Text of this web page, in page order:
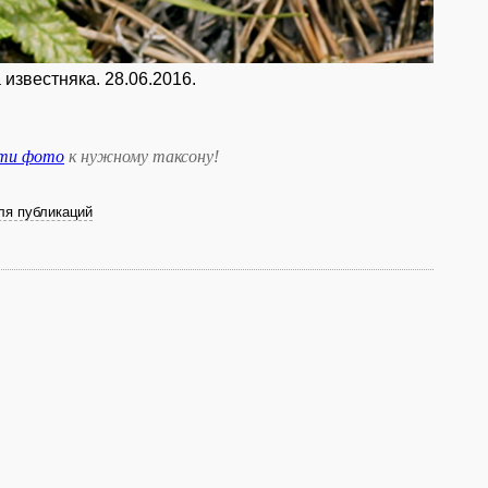
28.06.2016.
фото к нужному таксону!
публикаций